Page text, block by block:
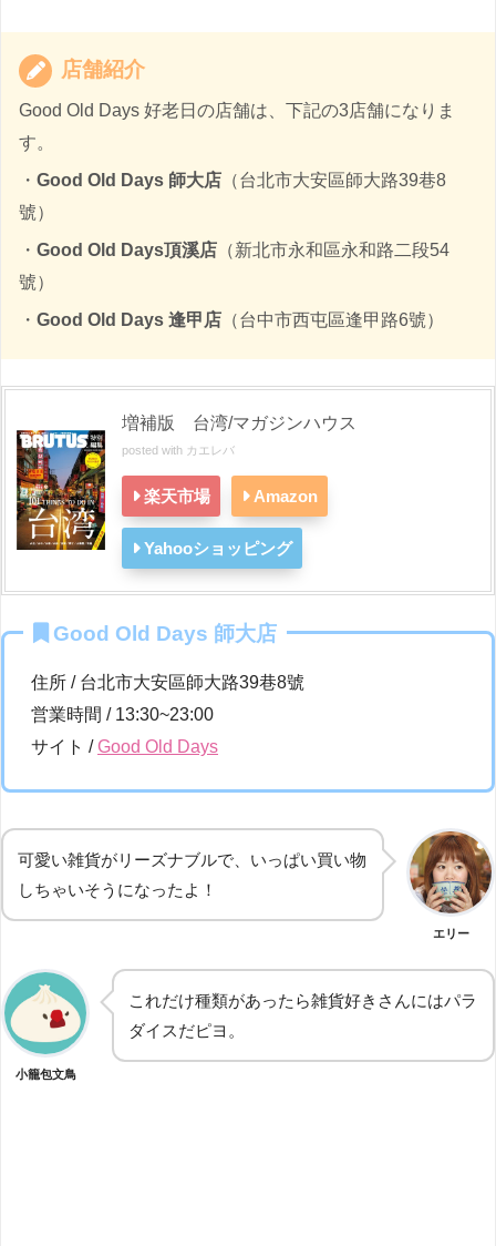
店舗紹介
Good Old Days 好老日の店舗は、下記の3店舗になりま
す。
・ Good Old Days 師大店 （台北市大安區師大路39巷8
號）
・ Good Old Days頂溪店 （新北市永和區永和路二段54
號）
・ Good Old Days 逢甲店 （台中市西屯區逢甲路6號）
増補版 台湾/マガジンハウス
posted with カエレバ
楽天市場 Amazon
Yahooショッピング
Good Old Days 師大店
住所 / 台北市大安區師大路39巷8號
営業時間 / 13:30~23:00
サイト /Good Old Days
可愛い雑貨がリーズナブルで、いっぱい買い物
しちゃいそうになったよ！
エリー
小籠包文鳥
これだけ種類があったら雑貨好きさんにはパラ
ダイスだピヨ。